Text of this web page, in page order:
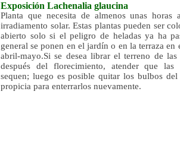
Exposición Lachenalia glaucina
Planta que necesita de almenos unas horas
irradiamento solar. Estas plantas pueden ser
abierto solo si el peligro de heladas ya ha
general se ponen en el jardín o en la terraza en
abril-mayo.Si se desea librar el terreno de las
después del florecimiento, atender que las
sequen; luego es posible quitar los bulbos
propicia para enterrarlos nuevamente.